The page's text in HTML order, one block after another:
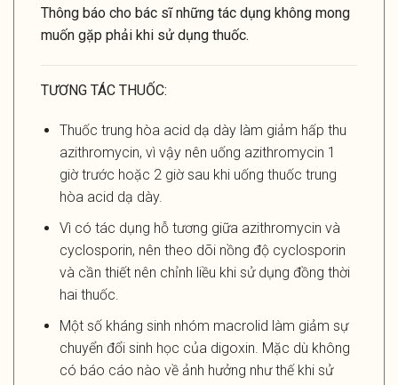
Thông báo cho bác sĩ những tác dụng không mong
muốn gặp phải khi sử dụng thuốc.
TƯƠNG TÁC THUỐC:
Thuốc trung hòa acid dạ dày làm giảm hấp thu
azithromycin, vì vậy nên uống azithromycin 1
giờ trước hoặc 2 giờ sau khi uống thuốc trung
hòa acid dạ dày.
Vì có tác dụng hỗ tương giữa azithromycin và
cyclosporin, nên theo dõi nồng độ cyclosporin
và cần thiết nên chỉnh liều khi sử dụng đồng thời
hai thuốc.
Một số kháng sinh nhóm macrolid làm giảm sự
chuyển đổi sinh học của digoxin. Mặc dù không
có báo cáo nào về ảnh hưởng như thế khi sử